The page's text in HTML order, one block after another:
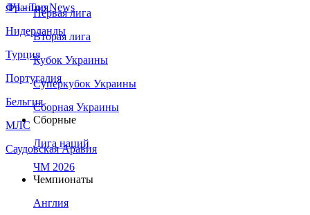
Франция
Нидерланды
Турция
Португалия
Бельгия
МЛС
Саудовская Аравия
ЛЧ - Top News
Первая лига
Вторая лига
Кубок Украины
Суперкубок Украины
Сборная Украины
Сборные
Лига наций
ЧМ 2026
Чемпионаты
Англия